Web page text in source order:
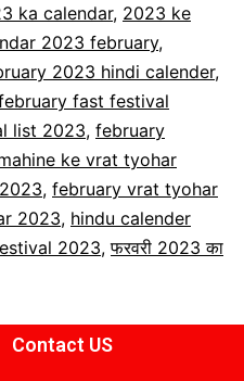
ka calendar, 2023 ke
2023 february,
2023 hindi calender,
fast festival
list 2023, february
ke vrat tyohar
, february vrat tyohar
2023, hindu calender
2023,फरवरी 2023 का
Contact US